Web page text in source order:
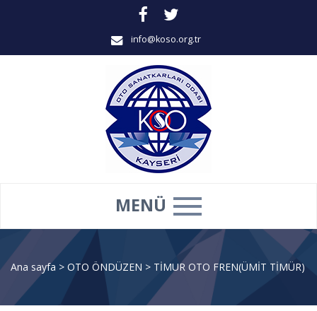
info@koso.org.tr
MENÜ
Ana sayfa > OTO ÖNDÜZEN > TİMUR OTO FREN(ÜMİT TİMÜR)